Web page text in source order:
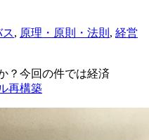
, 原理・原則・法則 , 経営
？今回の件では経済
再構築